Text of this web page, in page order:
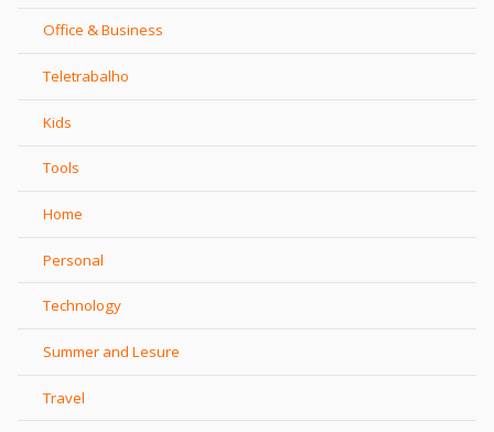
Office & Business
Teletrabalho
Kids
Tools
Home
Personal
Technology
Summer and Lesure
Travel